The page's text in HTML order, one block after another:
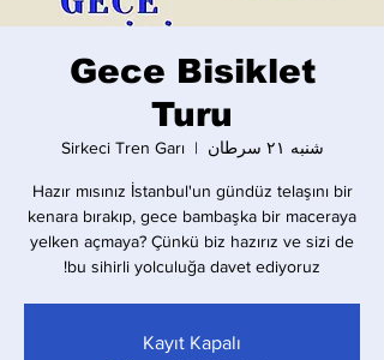
Gece Bisiklet
Turu
شنبه ۲۱ سرطان
  |
Sirkeci Tren Garı
Hazır mısınız İstanbul'un gündüz telaşını bir
kenara bırakıp, gece bambaşka bir maceraya
yelken açmaya? Çünkü biz hazırız ve sizi de
bu sihirli yolculuğa davet ediyoruz!
Kayıt Kapalı